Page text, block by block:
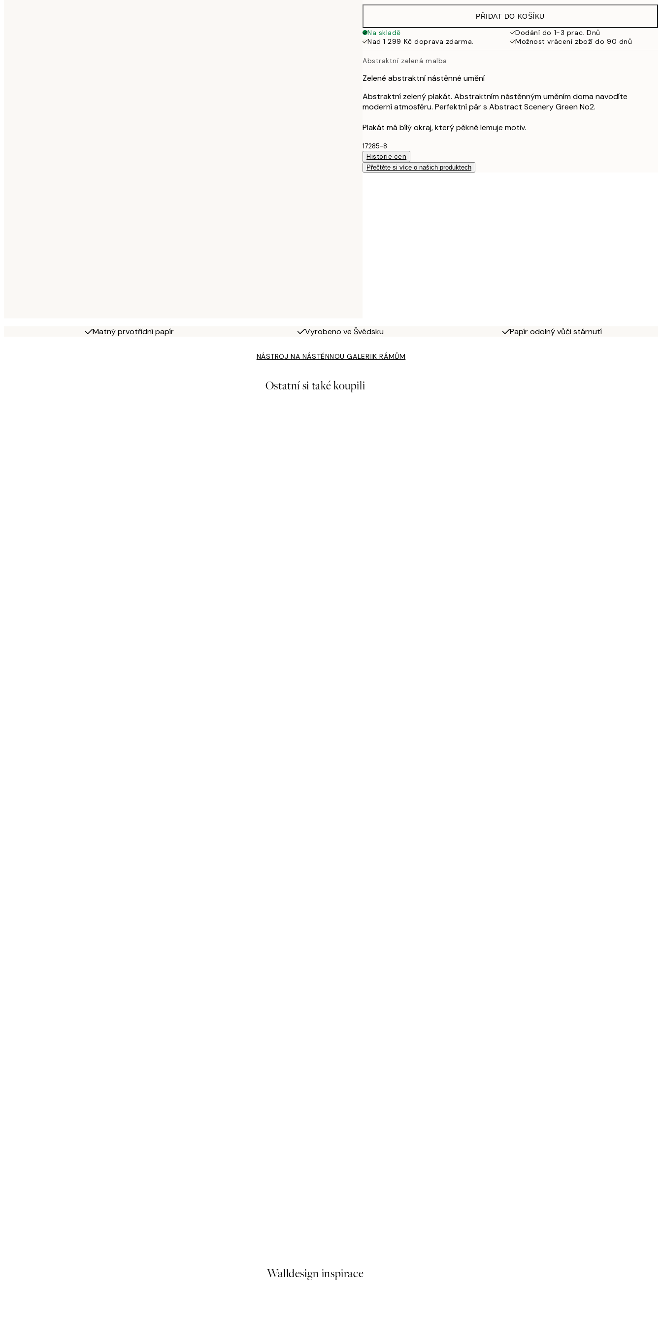
979 Kč
1 307 Kč
100x150 cm 1 307,50 Kč
2 615 Kč
PŘIDAT DO KOŠÍKU
Na skladě
Dodání do 1-3 prac. Dnů
Nad 1 299 Kč doprava zdarma.
Možnost vrácení zboží do 90 dnů
Abstraktní zelená malba
Zelené abstraktní nástěnné umění
Abstraktní zelený plakát. Abstraktním nástěnným uměním doma navodíte
moderní atmosféru. Perfektní pár s Abstract Scenery Green No2.
Plakát má bílý okraj, který pěkně lemuje motiv.
17285-8
Historie cen
Přečtěte si více o našich produktech
Matný prvotřídní papír Vyrobeno ve Švédsku Papír odolný vůči stárnutí
NÁSTROJ NA NÁSTĚNNOU GALERIIK RÁMŮM
Ostatní si také koupili
Walldesign inspirace